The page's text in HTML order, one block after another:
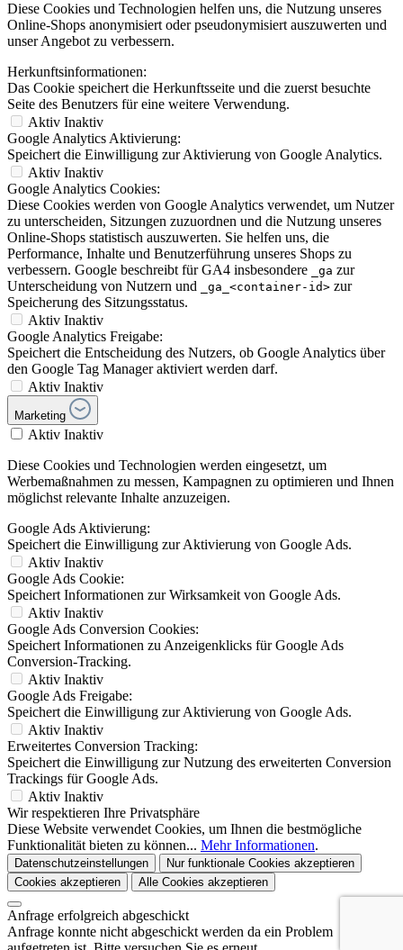
Diese Cookies und Technologien helfen uns, die Nutzung unseres
Online-Shops anonymisiert oder pseudonymisiert auszuwerten und
unser Angebot zu verbessern.
Herkunftsinformationen:
Das Cookie speichert die Herkunftsseite und die zuerst besuchte
Seite des Benutzers für eine weitere Verwendung.
Aktiv Inaktiv
Google Analytics Aktivierung:
Speichert die Einwilligung zur Aktivierung von Google Analytics.
Aktiv Inaktiv
Google Analytics Cookies:
Diese Cookies werden von Google Analytics verwendet, um Nutzer
zu unterscheiden, Sitzungen zuzuordnen und die Nutzung unseres
Online-Shops statistisch auszuwerten. Sie helfen uns, die
Performance, Inhalte und Benutzerführung unseres Shops zu
verbessern. Google beschreibt für GA4 insbesondere
_ga zur
Unterscheidung von Nutzern und
_ga_<container-id> zur
Speicherung des Sitzungsstatus.
Aktiv Inaktiv
Google Analytics Freigabe:
Speichert die Entscheidung des Nutzers, ob Google Analytics über
den Google Tag Manager aktiviert werden darf.
Aktiv Inaktiv
Marketing
Aktiv Inaktiv
Diese Cookies und Technologien werden eingesetzt, um
Werbemaßnahmen zu messen, Kampagnen zu optimieren und Ihnen
möglichst relevante Inhalte anzuzeigen.
Google Ads Aktivierung:
Speichert die Einwilligung zur Aktivierung von Google Ads.
Aktiv Inaktiv
Google Ads Cookie:
Speichert Informationen zur Wirksamkeit von Google Ads.
Aktiv Inaktiv
Google Ads Conversion Cookies:
Speichert Informationen zu Anzeigenklicks für Google Ads
Conversion-Tracking.
Aktiv Inaktiv
Google Ads Freigabe:
Speichert die Einwilligung zur Aktivierung von Google Ads.
Aktiv Inaktiv
Erweitertes Conversion Tracking:
Speichert die Einwilligung zur Nutzung des erweiterten Conversion
Trackings für Google Ads.
Aktiv Inaktiv
Wir respektieren Ihre Privatsphäre
Diese Website verwendet Cookies, um Ihnen die bestmögliche
Funktionalität bieten zu können... Mehr Informationen.
Datenschutzeinstellungen
Nur funktionale Cookies akzeptieren
Cookies akzeptieren
Alle Cookies akzeptieren
Anfrage erfolgreich abgeschickt
Anfrage konnte nicht abgeschickt werden da ein Problem